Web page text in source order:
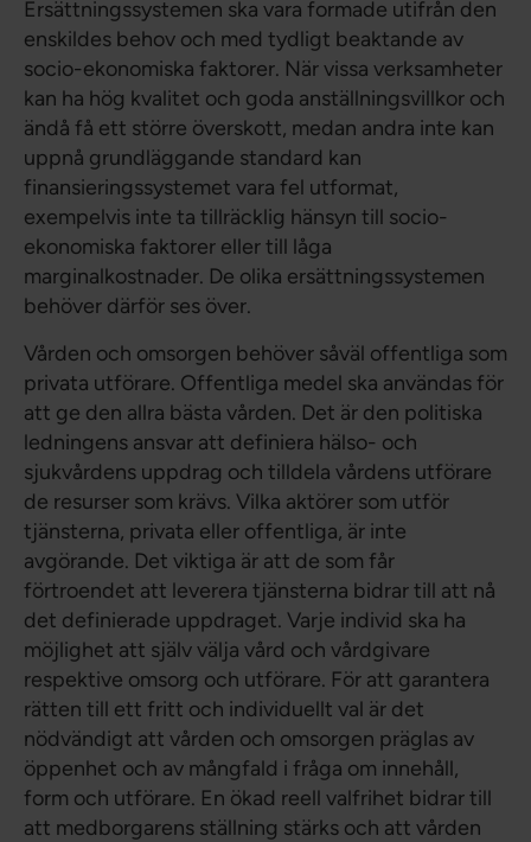
Ersättningssystemen ska vara formade utifrån den
enskildes behov och med tydligt beaktande av
socio-ekonomiska faktorer. När vissa verksamheter
kan ha hög kvalitet och goda anställningsvillkor och
ändå få ett större överskott, medan andra inte kan
uppnå grundläggande standard kan
finansieringssystemet vara fel utformat,
exempelvis inte ta tillräcklig hänsyn till socio-
ekonomiska faktorer eller till låga
marginalkostnader. De olika ersättningssystemen
behöver därför ses över.
Vården och omsorgen behöver såväl offentliga som
privata utförare. Offentliga medel ska användas för
att ge den allra bästa vården. Det är den politiska
ledningens ansvar att definiera hälso- och
sjukvårdens uppdrag och tilldela vårdens utförare
de resurser som krävs. Vilka aktörer som utför
tjänsterna, privata eller offentliga, är inte
avgörande. Det viktiga är att de som får
förtroendet att leverera tjänsterna bidrar till att nå
det definierade uppdraget. Varje individ ska ha
möjlighet att själv välja vård och vårdgivare
respektive omsorg och utförare. För att garantera
rätten till ett fritt och individuellt val är det
nödvändigt att vården och omsorgen präglas av
öppenhet och av mångfald i fråga om innehåll,
form och utförare. En ökad reell valfrihet bidrar till
att medborgarens ställning stärks och att vården